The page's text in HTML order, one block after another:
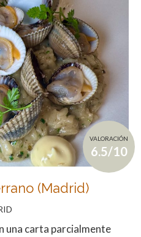
VALORACIÓN
6.5/10
(Madrid)
una carta parcialmente